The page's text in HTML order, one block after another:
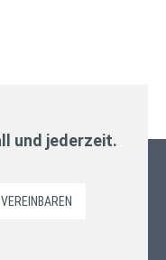
und jederzeit.
VEREINBAREN